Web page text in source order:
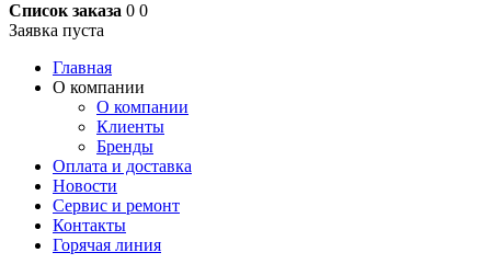
Список заказа 0 0
Заявка пуста
Главная
О компании
О компании
Клиенты
Бренды
Оплата и доставка
Новости
Сервис и ремонт
Контакты
Горячая линия